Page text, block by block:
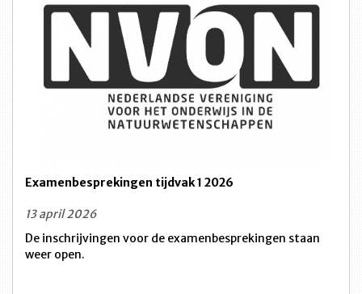
Examenbesprekingen tijdvak 1 2026
13 april 2026
De inschrijvingen voor de examenbesprekingen staan
weer open.